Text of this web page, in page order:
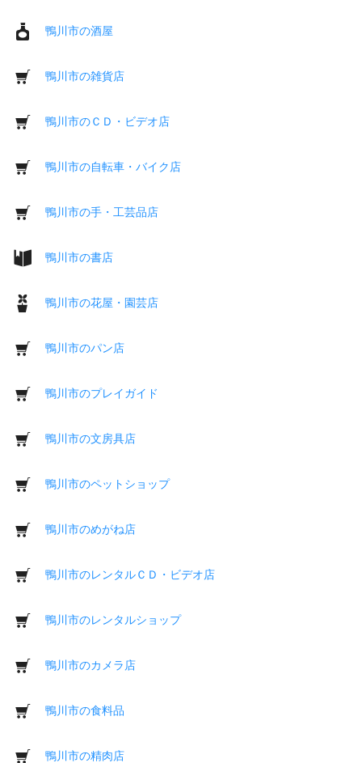
鴨川市の酒屋
鴨川市の雑貨店
鴨川市のＣＤ・ビデオ店
鴨川市の自転車・バイク店
鴨川市の手・工芸品店
鴨川市の書店
鴨川市の花屋・園芸店
鴨川市のパン店
鴨川市のプレイガイド
鴨川市の文房具店
鴨川市のペットショップ
鴨川市のめがね店
鴨川市のレンタルＣＤ・ビデオ店
鴨川市のレンタルショップ
鴨川市のカメラ店
鴨川市の食料品
鴨川市の精肉店